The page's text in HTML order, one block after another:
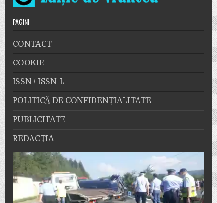
PAGINI
CONTACT
COOKIE
ISSN / ISSN-L
POLITICĂ DE CONFIDENȚIALITATE
PUBLICITATE
REDACȚIA